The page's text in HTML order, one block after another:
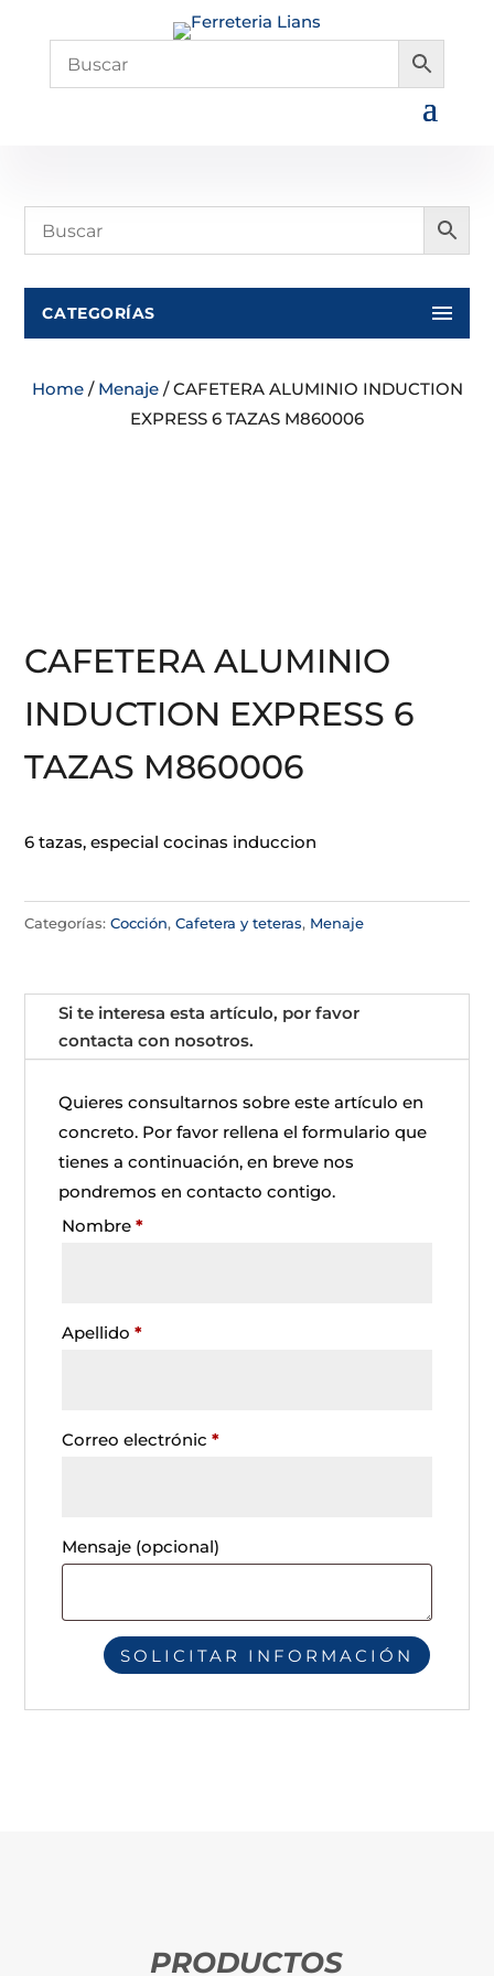
CATEGORÍAS
Home/ Menaje/ CAFETERA ALUMINIO INDUCTION
EXPRESS 6 TAZAS M860006
CAFETERA ALUMINIO
INDUCTION EXPRESS 6
TAZAS M860006
6 tazas, especial cocinas induccion
Categorías:Cocción,Cafetera y teteras, Menaje
Si te interesa esta artículo, por favor
contacta con nosotros.
Quieres consultarnos sobre este artículo en
concreto. Por favor rellena el formulario que
tienes a continuación, en breve nos
pondremos en contacto contigo.
Nombre*
Apellido*
Correo electrónic*
Mensaje (opcional)
PRODUCTOS